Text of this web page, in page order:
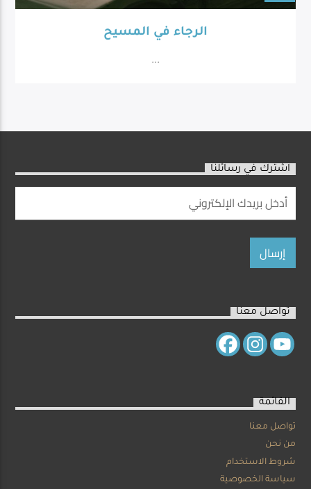
الرجاء في المسيح
...
اشترك في رسائلنا
تواصل معنا
القائمة
تواصل معنا
من نحن
شروط الاستخدام
سياسة الخصوصية